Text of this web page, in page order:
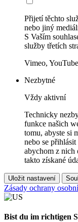
Přijetí těchto
nebo jiný
S Vaším
služby třetích
Vimeo, YouTube
Nezbytné
Vždy aktivní
Technicky
funkce našich
tomu, abyste si
nebo se
abychom z nich
takto získané
Uložit nastavení
Zásady ochrany
Bist du im richtigen